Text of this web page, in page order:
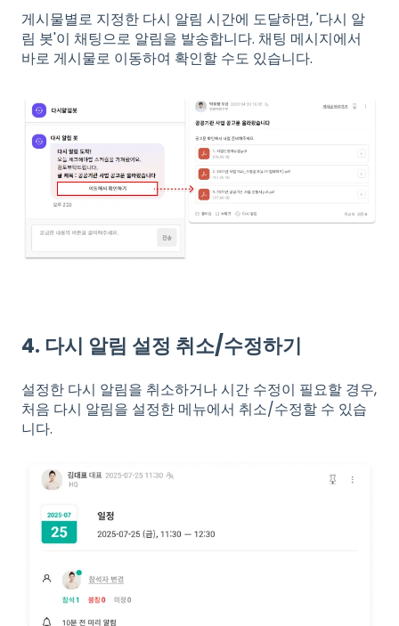
게시물별로 지정한 다시 알림 시간에 도달하면, '다시 알
림 봇'이 채팅으로 알림을 발송합니다. 채팅 메시지에서
바로 게시물로 이동하여 확인할 수도 있습니다.
4. 다시 알림 설정 취소/수정하기
설정한 다시 알림을 취소하거나 시간 수정이 필요할 경우,
처음 다시 알림을 설정한 메뉴에서 취소/수정할 수 있습
니다.